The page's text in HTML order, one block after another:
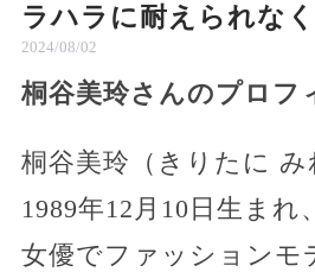
ラハラに耐えられな
2024/08/02
桐谷美玲さんのプロフ
桐谷美玲（きりたに
1989年12月10日生まれ
女優でファッションモ